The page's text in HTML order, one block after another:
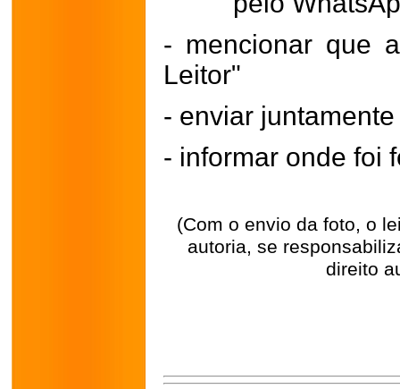
- mencionar que
Leitor"
- enviar
- informar onde foi
(Com o envio da foto, o
autoria, se
direito